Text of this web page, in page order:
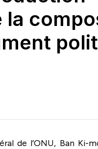
la
de l’ONU, Ban Ki-